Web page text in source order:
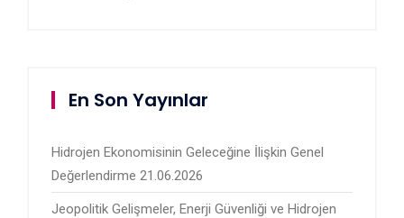
En Son Yayınlar
Hidrojen Ekonomisinin Geleceğine İlişkin Genel
Değerlendirme 21.06.2026
Jeopolitik Gelişmeler, Enerji Güvenliği ve Hidrojen